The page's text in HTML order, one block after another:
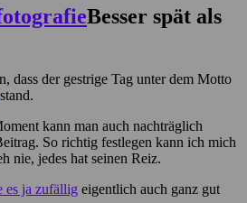
Besser spät als
dass der gestrige Tag unter dem Motto
kann man auch nachträglich
So richtig festlegen kann ich mich
nie, jedes hat seinen Reiz.
es ja zufällig eigentlich auch ganz gut